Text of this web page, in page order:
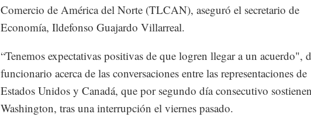
Comercio de América del Norte (TLCAN), aseguró el secretario de
Economía, Ildefonso Guajardo Villarreal.
“Tenemos expectativas positivas de que logren llegar a un acuerdo",
funcionario acerca de las conversaciones entre las representaciones de
Estados Unidos y Canadá, que por segundo día consecutivo
Washington, tras una interrupción el viernes pasado.